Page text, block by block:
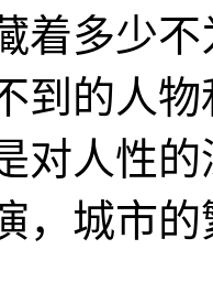
着多少
到的人
对人性
，城市